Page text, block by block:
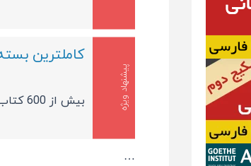
پیشنهاد ویژه
کاملترین
بیش از 600 کتاب داستان انگلیسی، شامل همه سطوح (مقدماتی تا پیشرفته)
…